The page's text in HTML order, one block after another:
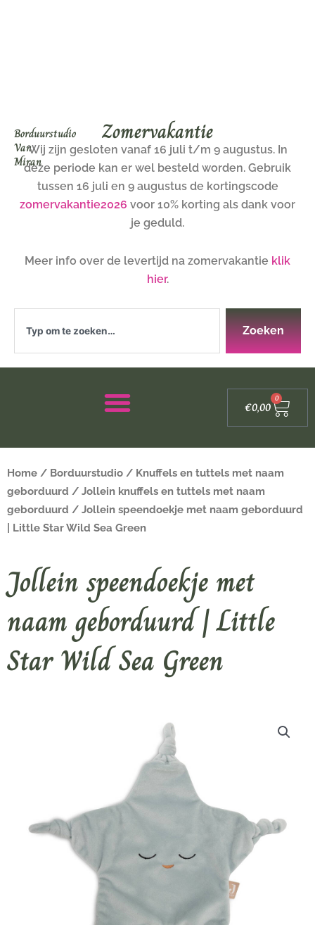
Borduurstudio
Van
Miran
Zomervakantie
Wij zijn gesloten vanaf 16 juli t/m 9 augustus. In
deze periode kan er wel besteld worden. Gebruik
tussen 16 juli en 9 augustus de kortingscode
zomervakantie2026 voor 10% korting als dank voor
je geduld.
Meer info over de levertijd na zomervakantie klik
hier.
Zoeken
€0,00
0
Home / Borduurstudio / Knuffels en tuttels met naam
geborduurd / Jollein knuffels en tuttels met naam
geborduurd / Jollein speendoekje met naam geborduurd
| Little Star Wild Sea Green
Jollein speendoekje met
naam geborduurd | Little
Star Wild Sea Green